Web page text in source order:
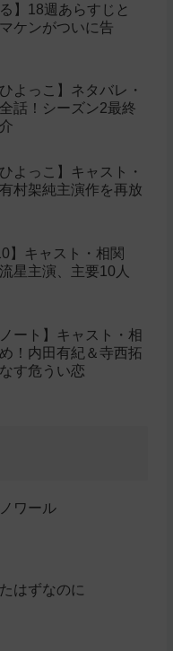
る】18週あらすじと
ケンがついに告
よっこ】ネタバレ・
話！シーズン2最終
よっこ】キャスト・
村架純主演作を再放
】キャスト・相関
星主演、主要10人
ノート】キャスト・相
！内田有紀＆寺西拓
す危うい恋
ワール
はずなのに